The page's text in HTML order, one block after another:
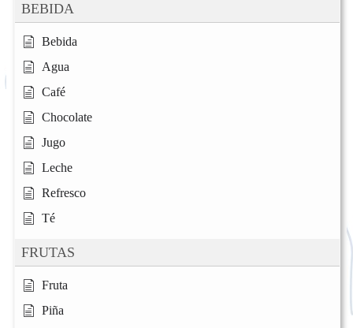
BEBIDA
Bebida
Agua
Café
Chocolate
Jugo
Leche
Refresco
Té
FRUTAS
Fruta
Piña